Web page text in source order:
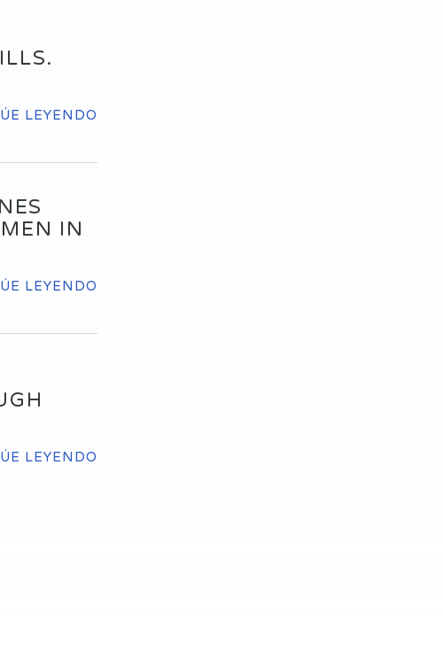
LEYENDO
IN
LEYENDO
LEYENDO